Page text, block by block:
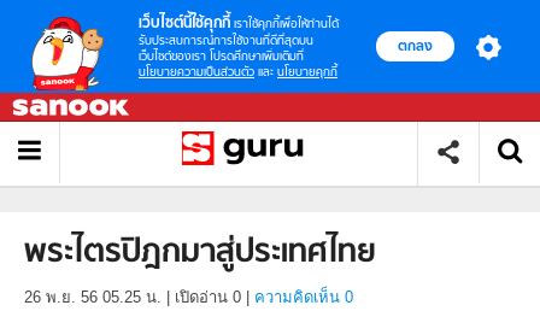
เว็บไซต์นี้ใช้คุกกี้ เราใช้คุกกี้เพื่อให้ท่านได้
รับประสบการณ์การใช้งานที่ดีที่สุดบน
เว็บไซต์ของเรา โปรดศึกษาเพิ่มเติมที่
นโยบายความเป็นส่วนตัว และ นโยบายคุกกี้
ตกลง
พระไตรปิฎกมาสู่ประเทศไทย
26 พ.ย. 56 05.25 น. เปิดอ่าน 0 ความคิดเห็น 0